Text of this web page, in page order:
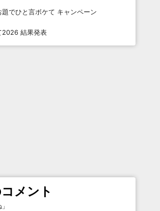
題でひと言ボケて キャンペーン
2026 結果発表
メント
」